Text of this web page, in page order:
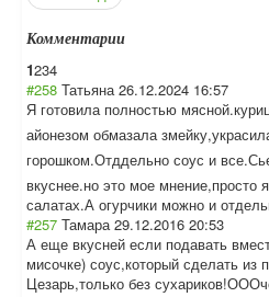
Комментарии
1234
#258 Татьяна 26.12.2024 16:57
Я готовила полностью
айонезом обмазала
горошком.Отддельно соус и
вкуснее.но это мое
салатах.А огурчики можно и
#257 Тамара 29.12.2016 20:53
А еще вкусней если подавать
мисочке) соус,который сделать из
Цезарь,только без